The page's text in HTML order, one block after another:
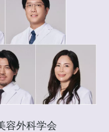
容外科学会